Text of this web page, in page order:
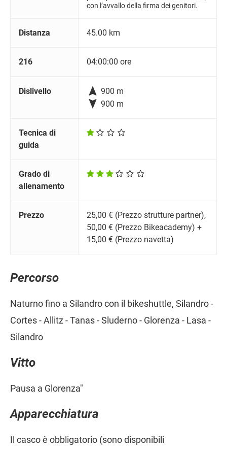
con l’avvallo della firma dei genitori.
Distanza 45.00 km
216 04:00:00 ore
Dislivello  900 m
 900 m
Tecnica di
guida
Grado di
allenamento
Prezzo
25,00 € (Prezzo strutture partner),
50,00 € (Prezzo Bikeacademy) +
15,00 € (Prezzo navetta)
Percorso
Naturno fino a Silandro con il bikeshuttle, Silandro -
Cortes - Allitz - Tanas - Sluderno - Glorenza - Lasa -
Silandro
Vitto
Pausa a Glorenza"
Apparecchiatura
Il casco è obbligatorio (sono disponibili